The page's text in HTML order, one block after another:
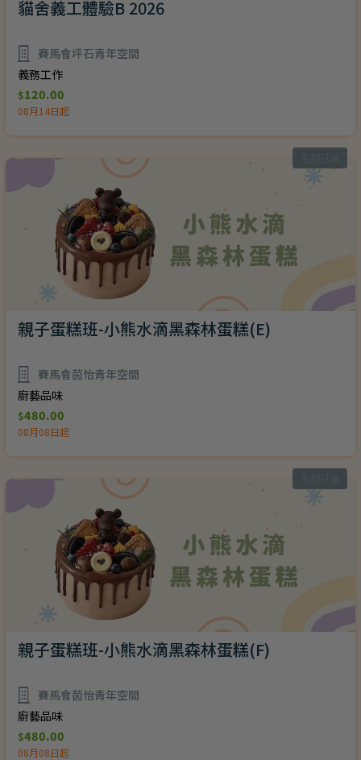
貓舍義工體驗B 2026
賽馬會坪石青年空間
義務工作
$120.00
08月14日起
親子蛋糕班-小熊水滴黑森林蛋糕(E)
賽馬會茵怡青年空間
廚藝品味
$480.00
08月08日起
親子蛋糕班-小熊水滴黑森林蛋糕(F)
賽馬會茵怡青年空間
廚藝品味
$480.00
08月08日起